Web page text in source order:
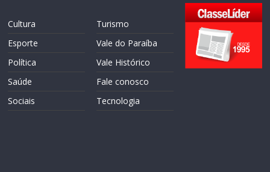
Cultura
Esporte
Política
Saúde
Sociais
Turismo
Vale do Paraíba
Vale Histórico
Fale conosco
Tecnologia